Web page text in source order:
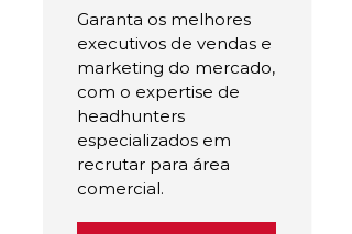
Garanta os melhores
executivos de vendas e
marketing do mercado,
com o expertise de
headhunters
especializados em
recrutar para área
comercial.